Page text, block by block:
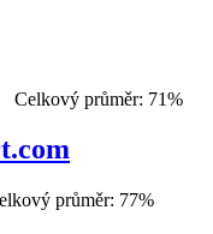
Celkový průměr: 71%
průměr: 77%